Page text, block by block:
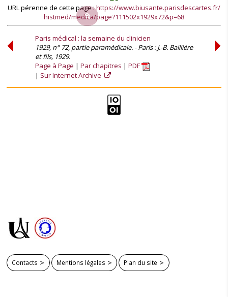
URL pérenne de cette page :https://www.biusante.parisdescartes.fr/
histmed/medica/page?111502x1929x72&p=68
Paris médical : la semaine du clinicien
1929, n° 72, partie paramédicale. - Paris : J.-B. Baillière
et fils, 1929.
Page à Page
Par chapitres
PDF
Sur Internet Archive
Contacts Mentions légales Plan du site